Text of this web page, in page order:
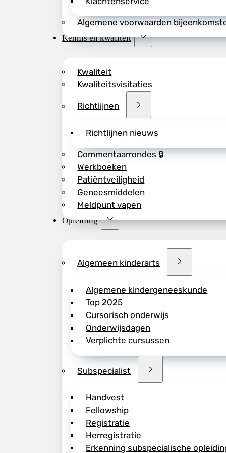
Algemene voorwaarden
Kennis en kwaliteit
Kwaliteit
Kwaliteitsvisitaties
Richtlijnen
Richtlijnen nieuws
Commentaarrondes 🔒
Werkboeken
Patiëntveiligheid
Geneesmiddelen
Meldpunt vapen
Opleiding
Algemeen kinderarts
Algemene kindergeneeskunde
Top 2025
Cursorisch onderwijs
Onderwijsdagen
Verplichte cursussen
Subspecialist
Handvest
Fellowship
Registratie
Herregistratie
Erkenning subspecialische